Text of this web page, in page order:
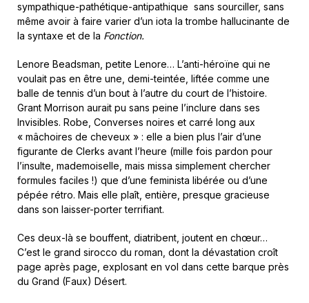
sympathique-pathétique-antipathique sans sourciller, sans
même avoir à faire varier d’un iota la trombe hallucinante de
la syntaxe et de la Fonction.
Lenore Beadsman, petite Lenore… L’anti-héroïne qui ne
voulait pas en être une, demi-teintée, liftée comme une
balle de tennis d’un bout à l’autre du court de l’histoire.
Grant Morrison aurait pu sans peine l’inclure dans ses
Invisibles. Robe, Converses noires et carré long aux
« mâchoires de cheveux » : elle a bien plus l’air d’une
figurante de Clerks avant l’heure (mille fois pardon pour
l’insulte, mademoiselle, mais missa simplement chercher
formules faciles !) que d’une feminista libérée ou d’une
pépée rétro. Mais elle plaît, entière, presque gracieuse
dans son laisser-porter terrifiant.
Ces deux-là se bouffent, diatribent, joutent en chœur…
C’est le grand sirocco du roman, dont la dévastation croît
page après page, explosant en vol dans cette barque près
du Grand (Faux) Désert.